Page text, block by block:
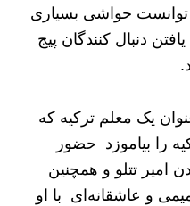
توانست حواشی بسیاری
دنبال‌ کنندگان پیج
یک معلم ترکیه که
را بیاموزد حضور
امیر تتلو و همچنین
و عاشقانه‌ای با او